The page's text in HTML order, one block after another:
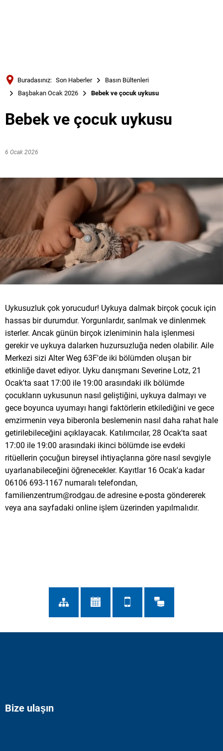
Русский
Buradasınız: Son Haberler
Basın Bültenleri
Başbakan Ocak 2026
Bebek ve çocuk uykusu
Bebek ve çocuk uykusu
6 Ocak 2026
Uykusuzluk çok yorucudur! Uykuya dalmak birçok çocuk için
hassas bir durumdur. Yorgunlardır, sarılmak ve dinlenmek
isterler. Ancak günün birçok izleniminin hala işlenmesi
gerekir ve uykuya dalarken huzursuzluğa neden olabilir. Aile
Merkezi sizi Alter Weg 63F'de iki bölümden oluşan bir
etkinliğe davet ediyor. Uyku danışmanı Severine Lotz, 21
Ocak'ta saat 17:00 ile 19:00 arasındaki ilk bölümde
çocukların uykusunun nasıl geliştiğini, uykuya dalmayı ve
gece boyunca uyumayı hangi faktörlerin etkilediğini ve gece
emzirmenin veya biberonla beslemenin nasıl daha rahat hale
getirilebileceğini açıklayacak. Katılımcılar, 28 Ocak'ta saat
17:00 ile 19:00 arasındaki ikinci bölümde ise evdeki
ritüellerin çocuğun bireysel ihtiyaçlarına göre nasıl sevgiyle
uyarlanabileceğini öğrenecekler. Kayıtlar 16 Ocak'a kadar
06106 693-1167 numaralı telefondan,
familienzentrum@rodgau.de adresine e-posta göndererek
veya ana sayfadaki online işlem üzerinden yapılmalıdır.
Bize ulaşın